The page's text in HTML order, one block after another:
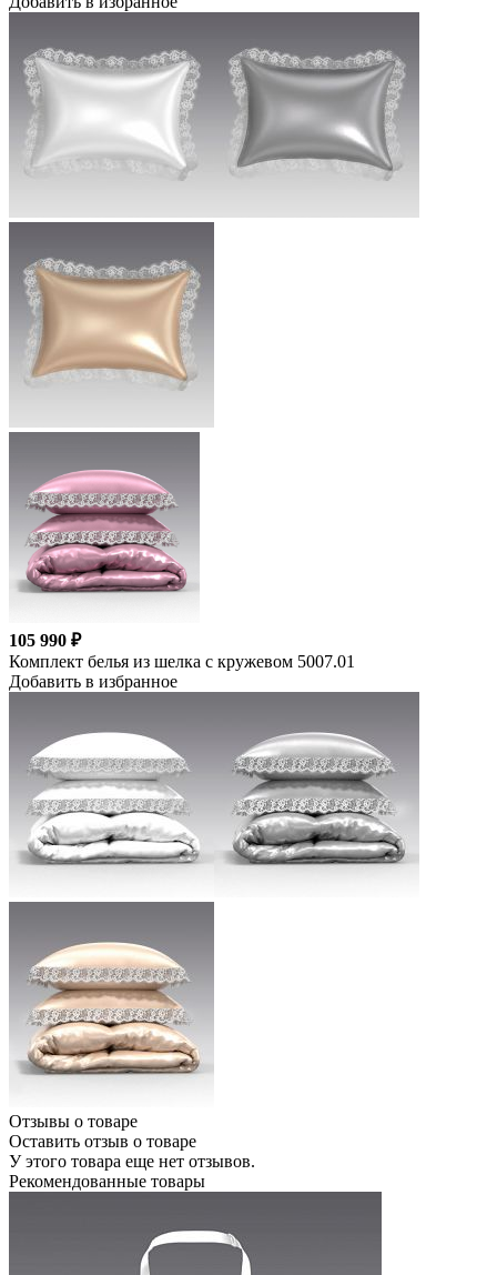
105 990 ₽
Комплект белья из шелка с кружевом 5007.01
Добавить в избранное
Отзывы о товаре
Оставить отзыв о товаре
У этого товара еще нет отзывов.
Рекомендованные товары